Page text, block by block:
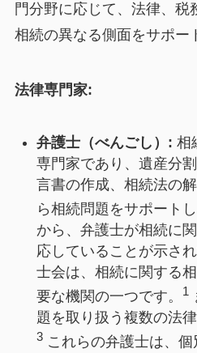
門分野に応じて、法律、税
相続の異なる側面をサポー
法律専門家:
弁護士（べんごし）: 相
専門家であり、遺産分
言書の作成、相続法の
ら相続問題をサポートし
から、弁護士が相続に
応していることが示さ
士会は、相続に関する
要な機関の一つです。
1
題を取り扱う複数の法
3これらの弁護士は、個